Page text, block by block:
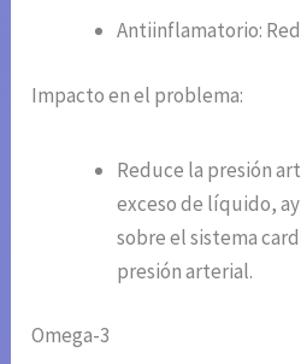
Antiinflamatorio:
Impacto en el problema:
Reduce la presión
exceso de líquido,
sobre el sistema
presión arterial.
Omega-3